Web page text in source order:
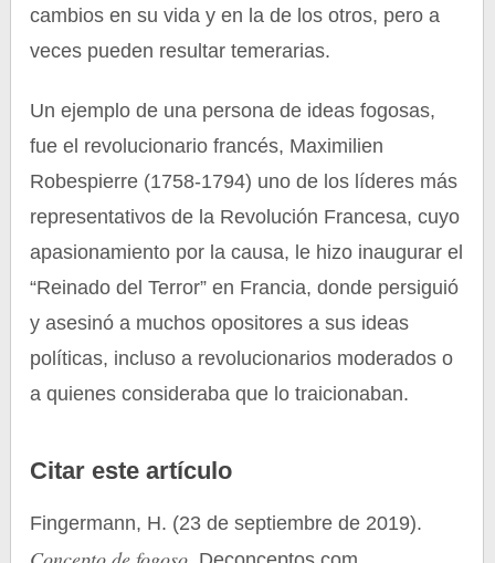
cambios en su vida y en la de los otros, pero a
veces pueden resultar temerarias.
Un ejemplo de una persona de ideas fogosas,
fue el revolucionario francés, Maximilien
Robespierre (1758-1794) uno de los líderes más
representativos de la Revolución Francesa, cuyo
apasionamiento por la causa, le hizo inaugurar el
“Reinado del Terror” en Francia, donde persiguió
y asesinó a muchos opositores a sus ideas
políticas, incluso a revolucionarios moderados o
a quienes consideraba que lo traicionaban.
Citar este artículo
Fingermann, H. (23 de septiembre de 2019).